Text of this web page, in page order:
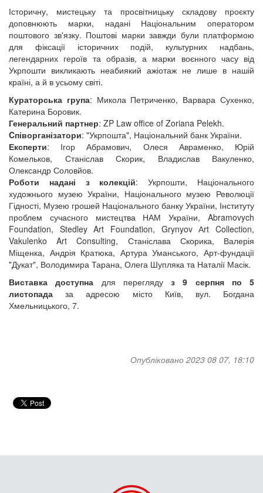
Історичну, мистецьку та просвітницьку складову проєкту
доповнюють марки, надані Національним оператором
поштового зв'язку. Поштові марки завжди були платформою
для фіксації історичних подій, культурних надбань,
легендарних героїв та образів, а марки воєнного часу від
Укрпошти викликають неабиякий ажіотаж не лише в нашій
країні, а й в усьому світі.
Кураторська група: Микола Петриченко, Варвара Сухенко,
Катерина Боровик.
Генеральний партнер: ZP Law office of Zoriana Pelekh.
Cпіворганізатори: "Укрпошта", Національний банк України.
Експерти: Ігор Абрамович, Олеся Авраменко, Юрій
Комельков, Станіслав Скорик, Владислав Вакуленко,
Олександр Соловйов.
Роботи надані з колекцій: Укрпошти, Національного
художнього музею України, Національного музею Революції
Гідності, Музею грошей Національного банку України, Інституту
проблем сучасного мистецтва НАМ України, Abramovych
Foundation, Stedley Art Foundation, Grynyov Аrt Collection,
Vakulenko Art Consulting, Станіслава Скорика, Валерія
Міщенка, Андрія Кратюка, Артура Уманського, Арт-фундації
"Дукат", Володимира Тарана, Олега Шупляка та Наталії Масік.
Виставка доступна для перегляду з 9 серпня по 5
листопада за адресою місто Київ, вул. Богдана
Хмельницького, 7.
Опубліковано 2023 08 07, 18:10